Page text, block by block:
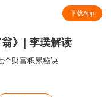
下载App
翁》| 李璞解读
个财富积累秘诀